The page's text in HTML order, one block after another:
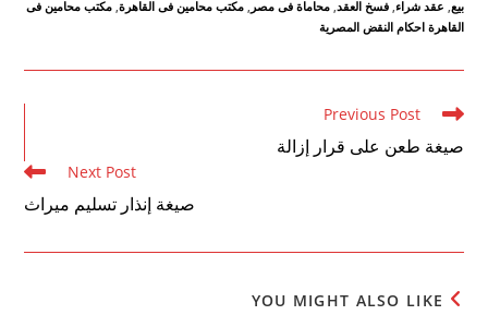
بيع, عقد شراء, فسخ العقد, محاماة فى مصر , مكتب محامين فى القاهرة, مكتب محامين فى
القاهرة احكام النقض المصرية
Read
articles
Previous Post
صيغة طعن على قرار إزالة
Next Post
صيغة إنذار تسليم ميراث
YOU MIGHT ALSO LIKE